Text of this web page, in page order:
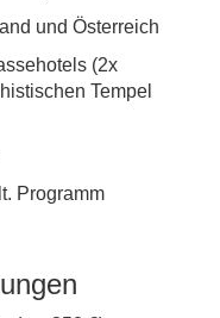
und Österreich
(2x
Tempel
Programm